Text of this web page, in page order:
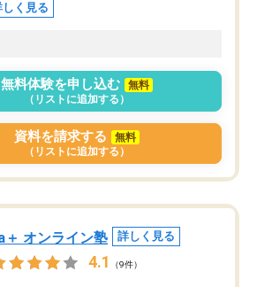
しく見る
無料体験を申し込む
無料
（リストに追加する）
資料を請求する
無料
（リストに追加する）
＋ オンライン塾 詳しく見る
4.1 （9件）